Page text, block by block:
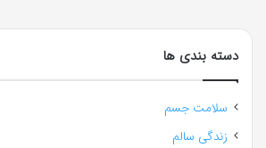
دسته بندی ها
سلامت جسم
زندگی سالم